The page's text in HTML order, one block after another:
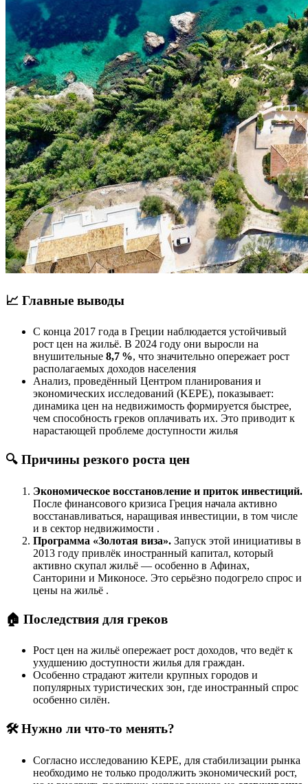
📈 Главные выводы
С конца 2017 года в Греции наблюдается устойчивый
рост цен на жильё. В 2024 году они выросли на
внушительные 8,7 %, что значительно опережает рост
располагаемых доходов населения
Анализ, проведённый Центром планирования и
экономических исследований (KEPE), показывает:
динамика цен на недвижимость формируется быстрее,
чем способность греков оплачивать их. Это приводит к
нарастающей проблеме доступности жилья
🔍 Причины резкого роста цен
Экономическое восстановление и приток инвестиций.
После финансового кризиса Греция начала активно
восстанавливаться, наращивая инвестиции, в том числе
и в сектор недвижимости .
Программа «Золотая виза». Запуск этой инициативы в
2013 году привлёк иностранный капитал, который
активно скупал жильё — особенно в Афинах,
Санторини и Миконосе. Это серьёзно подогрело спрос и
цены на жильё .
🏠 Последствия для греков
Рост цен на жильё опережает рост доходов, что ведёт к
ухудшению доступности жилья для граждан.
Особенно страдают жители крупных городов и
популярных туристических зон, где иностранный спрос
особенно силён.
🛠 Нужно ли что-то менять?
Согласно исследованию KEPE, для стабилизации рынка
необходимо не только продолжить экономический рост,